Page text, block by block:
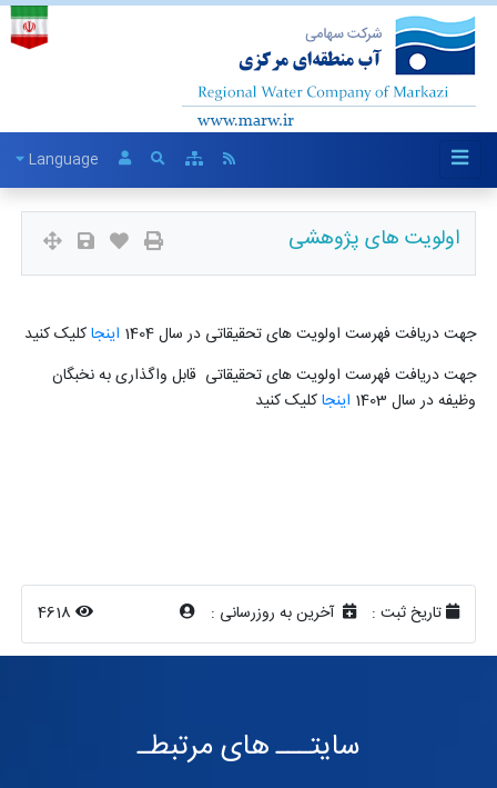
Language
اولویت های پژوهشی
جهت دریافت فهرست اولویت های تحقیقاتی در سال 1404 اینجاکلیک کنید
جهت دریافت فهرست اولویت های تحقیقاتی قابل واگذاری به نخبگان
وظیفه در سال 1403
اینجاکلیک کنید
تاریخ ثبت : آخرین به روزرسانی : 4618
سایتـــ های مرتبطـ